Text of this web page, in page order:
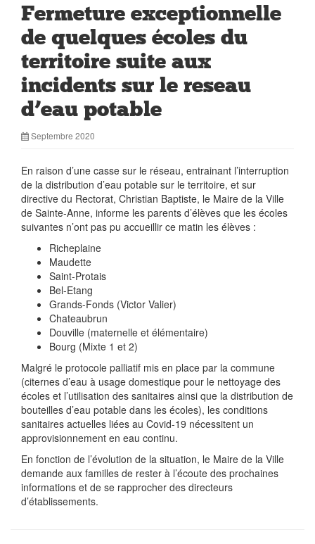
Fermeture exceptionnelle
de quelques écoles du
territoire suite aux
incidents sur le reseau
d’eau potable
Septembre 2020
En raison d’une casse sur le réseau, entrainant l’interruption
de la distribution d’eau potable sur le territoire, et sur
directive du Rectorat, Christian Baptiste, le Maire de la Ville
de Sainte-Anne, informe les parents d’élèves que les écoles
suivantes n’ont pas pu accueillir ce matin les élèves :
Richeplaine
Maudette
Saint-Protais
Bel-Etang
Grands-Fonds (Victor Valier)
Chateaubrun
Douville (maternelle et élémentaire)
Bourg (Mixte 1 et 2)
Malgré le protocole palliatif mis en place par la commune
(citernes d’eau à usage domestique pour le nettoyage des
écoles et l’utilisation des sanitaires ainsi que la distribution de
bouteilles d’eau potable dans les écoles), les conditions
sanitaires actuelles liées au Covid-19 nécessitent un
approvisionnement en eau continu.
En fonction de l’évolution de la situation, le Maire de la Ville
demande aux familles de rester à l’écoute des prochaines
informations et de se rapprocher des directeurs
d’établissements.